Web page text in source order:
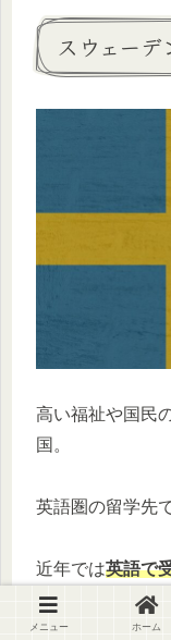
スウェーデ
高い福祉や国民
国。
英語圏の留学先
近年では英語で
てきている
よう
メニュー ホーム